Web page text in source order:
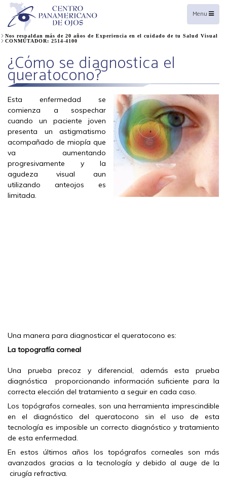
Toggle
navigation
Menu
Nos respaldan más de 20 años de Experiencia en el cuidado de tu Salud Visual
CONMUTADOR: 2514-4100
¿Cómo se diagnostica el
queratocono?
Esta enfermedad se
comienza a sospechar
cuando un paciente joven
presenta un astigmatismo
acompañado de miopía que
va aumentando
progresivamente y la
agudeza visual aun
utilizando anteojos es
limitada.
Una manera para diagnosticar el queratocono es:
La topografía corneal
Una prueba precoz y diferencial, además esta prueba
diagnóstica proporcionando información suficiente para la
correcta elección del tratamiento a seguir en cada caso.
Los topógrafos corneales, son una herramienta imprescindible
en el diagnóstico del queratocono sin el uso de esta
tecnología es imposible un correcto diagnóstico y tratamiento
de esta enfermedad.
En estos últimos años los topógrafos corneales son más
avanzados gracias a la tecnología y debido al auge de la
cirugía refractiva.